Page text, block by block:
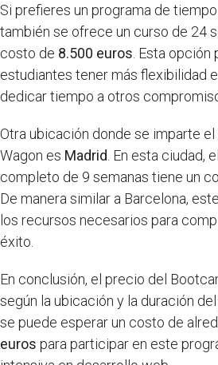
Si prefieres un programa de
también se ofrece un curso de 24
costo de 8.500 euros . Esta
estudiantes tener más flexibilidad
dedicar tiempo a otros
Otra ubicación donde se imparte
Wagon es Madrid . En esta ciudad,
completo de 9 semanas tiene un
De manera similar a Barcelona,
los recursos necesarios para
éxito.
En conclusión, el precio del
según la ubicación y la duración
se puede esperar un costo de
euros para participar en este